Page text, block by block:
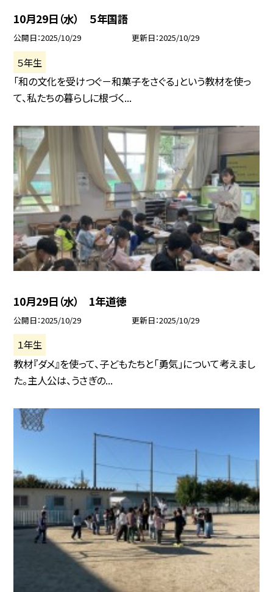
10月29日（水） ５年国語
公開日 2025/10/29 更新日 2025/10/29
５年生
「和の文化を受けつぐ－和菓子をさぐる」という教材を使っ
て、私たちの暮らしに根づく...
10月29日（水） 1年道徳
公開日 2025/10/29 更新日 2025/10/29
１年生
教材『ダメ』を使って、子どもたちと「勇気」について考えまし
た。主人公は、うさぎの...